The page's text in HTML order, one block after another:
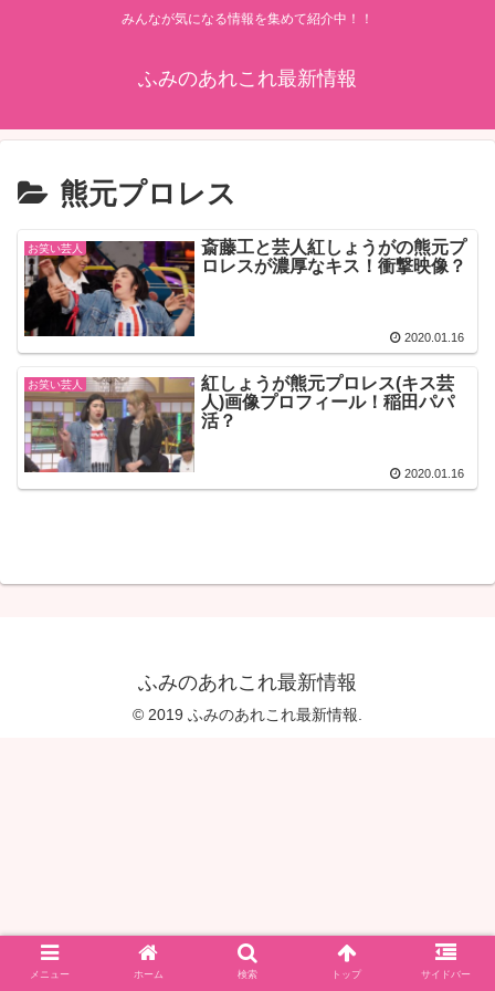
みんなが気になる情報を集めて紹介中！！
ふみのあれこれ最新情報
熊元プロレス
お笑い芸人
斎藤工と芸人紅しょうがの熊元プ
ロレスが濃厚なキス！衝撃映像？
2020.01.16
お笑い芸人
紅しょうが熊元プロレス(キス芸
人)画像プロフィール！稲田パパ
活？
2020.01.16
ふみのあれこれ最新情報
© 2019 ふみのあれこれ最新情報.
メニュー ホーム 検索 トップ サイドバー